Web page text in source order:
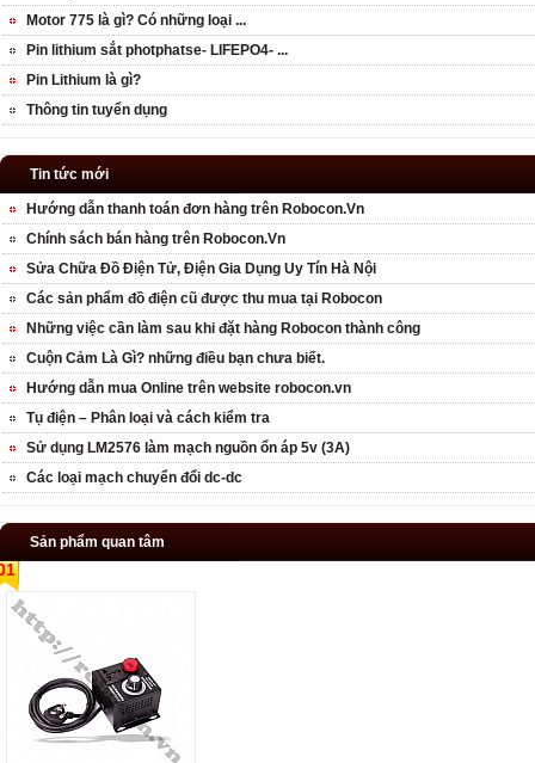
Motor 775 là gì? Có những loại ...
Pin lithium sắt photphatse- LIFEPO4- ...
Pin Lithium là gì?
Thông tin tuyển dụng
Tin tức mới
Hướng dẫn thanh toán đơn hàng trên Robocon.Vn
Chính sách bán hàng trên Robocon.Vn
Sửa Chữa Đồ Điện Tử, Điện Gia Dụng Uy Tín Hà Nội
Các sản phẩm đồ điện cũ được thu mua tại Robocon
Những việc cần làm sau khi đặt hàng Robocon thành công
Cuộn Cảm Là Gì? những điều bạn chưa biết.
Hướng dẫn mua Online trên website robocon.vn
Tụ điện – Phân loại và cách kiểm tra
Sử dụng LM2576 làm mạch nguồn ổn áp 5v (3A)
Các loại mạch chuyển đổi dc-dc
Sản phẩm quan tâm